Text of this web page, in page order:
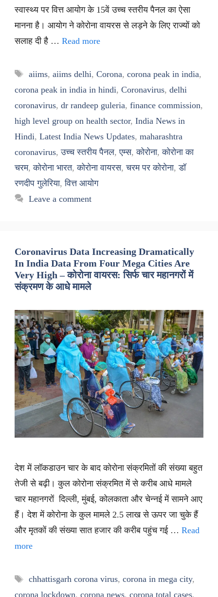
स्वास्थ्य पर वित्त आयोग के 15वें उच्च स्तरीय पैनल का ऐसा
मानना है। आयोग ने कोरोना वायरस से लड़ने के लिए राज्यों को
सलाह दी है … Read more
Tags
aiims, aiims delhi, Corona, corona peak in india,
corona peak in india in hindi, Coronavirus, delhi
coronavirus, dr randeep guleria, finance commission,
high level group on health sector, India News in
Hindi, Latest India News Updates, maharashtra
coronavirus,उच्च स्तरीय पैनल,एम्स,कोरोना,कोरोना का
चरम,कोरोना भारत,कोरोना वायरस,चरम पर कोरोना,डॉ
रणदीप गुलेरिया,वित्त आयोग
Leave a comment
Coronavirus Data Increasing Dramatically
In India Data From Four Mega Cities Are
Very High – कोरोना वायरस: सिर्फ चार महानगरों में
संक्रमण के आधे मामले
देश में लॉकडाउन चार के बाद कोरोना संक्रमितों की संख्या बहुत
तेजी से बढ़ी। कुल कोरोना संक्रमित में से करीब आधे मामले
चार महानगरों दिल्ली, मुंबई, कोलकाता और चेन्नई में सामने आए
हैं। देश में कोरोना के कुल मामले 2.5 लाख से ऊपर जा चुके हैं
और मृतकों की संख्या सात हजार की करीब पहुंच गई … Read
more
Tags
chhattisgarh corona virus, corona in mega city,
corona lockdown, corona news, corona total cases,